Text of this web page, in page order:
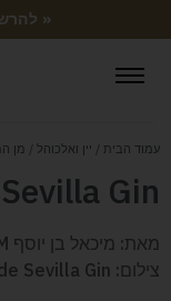
«
עמוד הבית / יין ואלכוהל / מן
Gin
מאת: מיכאל בן יוסף WM
צילום: Tanqeray Flor de Sevilla Gin